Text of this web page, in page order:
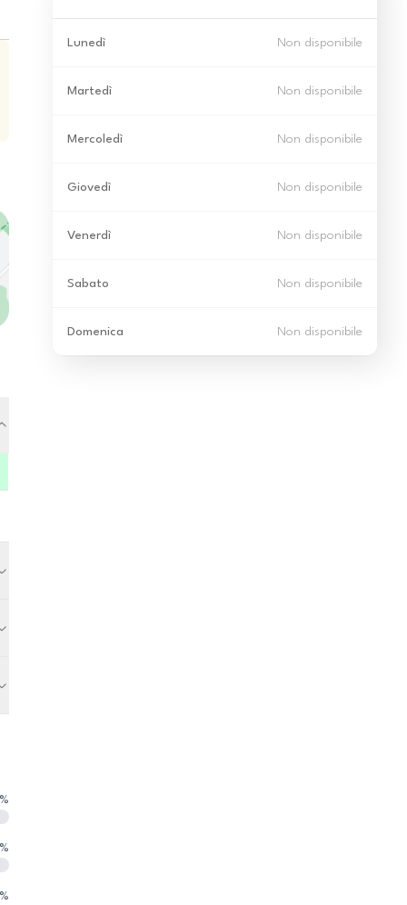
Lunedì Non disponibile
Martedì Non disponibile
Mercoledì Non disponibile
Giovedì Non disponibile
Venerdì Non disponibile
Sabato Non disponibile
Domenica Non disponibile